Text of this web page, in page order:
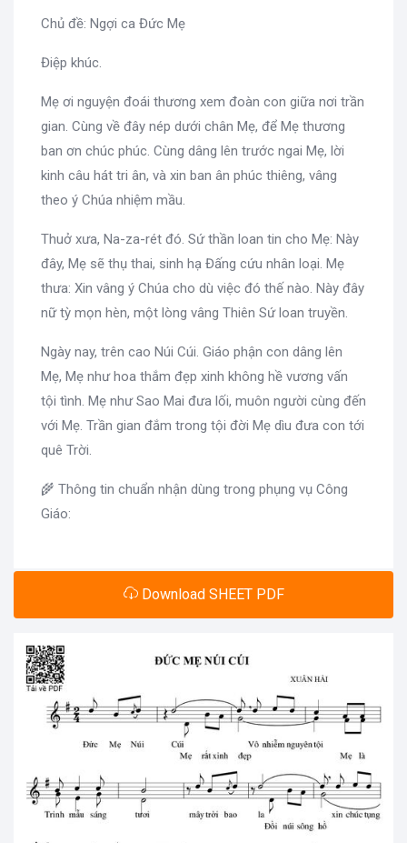
Chủ đề: Ngợi ca Đức Mẹ
Điệp khúc.
Mẹ ơi nguyện đoái thương xem đoàn con giữa nơi trần
gian. Cùng về đây nép dưới chân Mẹ, để Mẹ thương
ban ơn chúc phúc. Cùng dâng lên trước ngai Mẹ, lời
kinh câu hát tri ân, và xin ban ân phúc thiêng, vâng
theo ý Chúa nhiệm mầu.
Thuở xưa, Na-za-rét đó. Sứ thần loan tin cho Mẹ: Này
đây, Mẹ sẽ thụ thai, sinh hạ Đấng cứu nhân loại. Mẹ
thưa: Xin vâng ý Chúa cho dù việc đó thế nào. Này đây
nữ tỳ mọn hèn, một lòng vâng Thiên Sứ loan truyền.
Ngày nay, trên cao Núi Cúi. Giáo phận con dâng lên
Mẹ, Mẹ như hoa thắm đẹp xinh không hề vương vấn
tội tình. Mẹ như Sao Mai đưa lối, muôn người cùng đến
với Mẹ. Trần gian đắm trong tội đời Mẹ dìu đưa con tới
quê Trời.
🌾 Thông tin chuẩn nhận dùng trong phụng vụ Công
Giáo:
Download SHEET PDF